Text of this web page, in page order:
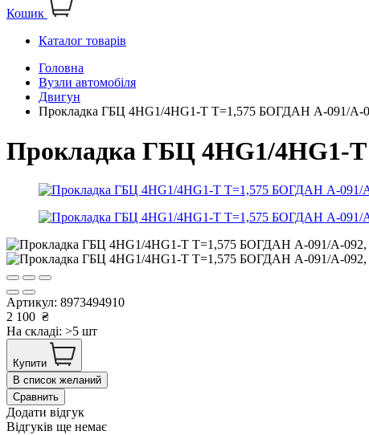
Кошик
Каталог товарів
Головна
Вузли автомобіля
Двигун
Прокладка ГБЦ 4HG1/4HG1-T T=1,575 БОГДАН А-091/А-
Прокладка ГБЦ 4HG1/4HG1-
Артикул: 8973494910
2 100 ₴
На складі: >5 шт
Купити
В список желаний
Сравнить
Додати відгук
Відгуків ще немає